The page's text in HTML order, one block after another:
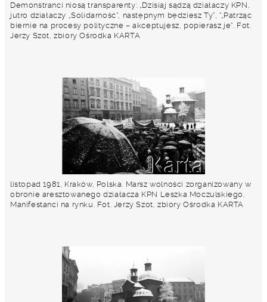
Demonstranci niosą transparenty: „Dzisiaj sądzą działaczy KPN,
jutro działaczy „Solidarność”, następnym będziesz Ty”, "„Patrząc
biernie na procesy polityczne – akceptujesz, popierasz je”. Fot.
Jerzy Szot, zbiory Ośrodka KARTA
listopad 1981, Kraków, Polska. Marsz wolności zorganizowany w
obronie aresztowanego działacza KPN Leszka Moczulskiego.
Manifestanci na rynku. Fot. Jerzy Szot, zbiory Ośrodka KARTA